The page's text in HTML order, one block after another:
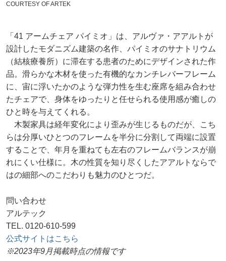
COURTESY OF ARTEK
「41 アームチェア パイミオ」は、アルヴァ・アアルトが
設計したモダニズム建築の名作、パイミオのサナトリウム
（結核療養所）に滞在する患者のためにデザインされた作
品。滑らかな木材を使った有機的なカンチレバーフレーム
に、宙に浮いたかのような弾力性を生む座席を組み合わせ
たチェアで、身体をゆったりと任せられる使用感が癒しの
ひと時を与えてくれる。
木製家具は経年変化により歪みが生じるものだが、こち
らは分厚いひとつのフレームを半分に分割して両端に設置
することで、年月を重ねても左右のフレームバランスが崩
れにくい仕様に。木の性質を知り尽くしたアアルトならで
はの細部へのこだわりも魅力のひとつだ。
問い合わせ
アルテック
TEL. 0120-610-599
公式サイトはこちら
※2023年9月掲載時点の情報です